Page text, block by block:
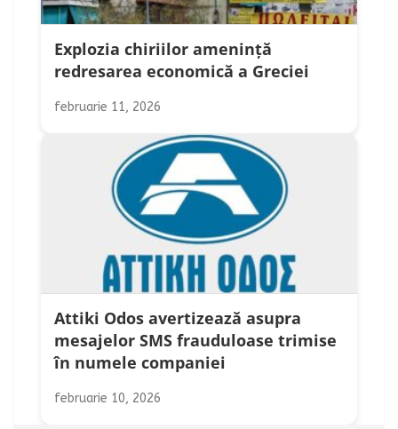
Explozia chiriilor amenință
redresarea economică a Greciei
februarie 11, 2026
Attiki Odos avertizează asupra
mesajelor SMS frauduloase trimise
în numele companiei
februarie 10, 2026